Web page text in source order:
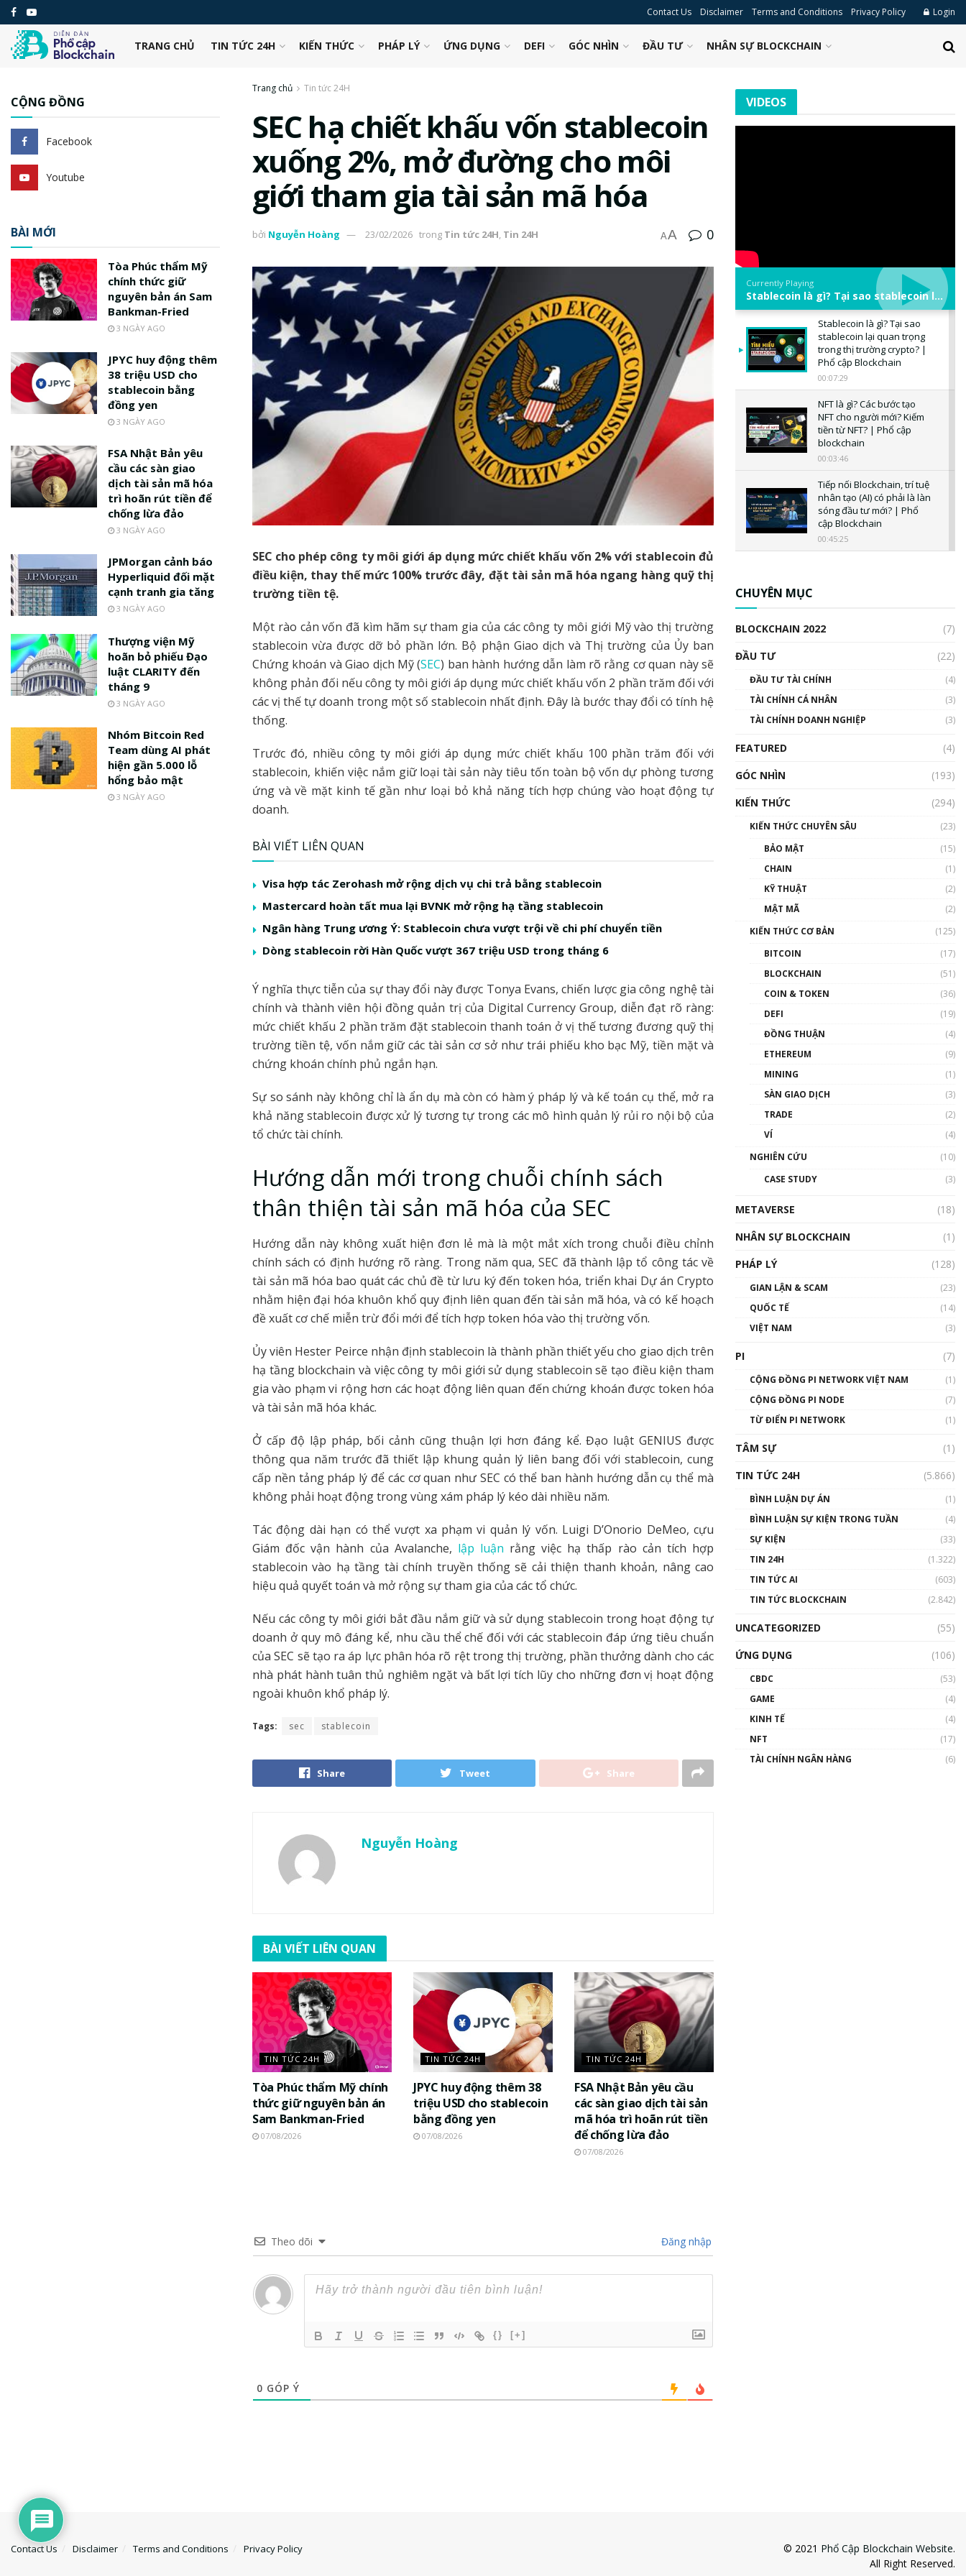
Contact Us Disclaimer Terms and Conditions Privacy Policy Login
TRANG CHỦ TIN TỨC 24H KIẾN THỨC PHÁP LÝ ỨNG DỤNG DEFI GÓC NHÌN ĐẦU TƯ NHÂN SỰ BLOCKCHAIN
Trang chủ Tin tức 24H
SEC hạ chiết khấu vốn stablecoin
xuống 2%, mở đường cho môi
giới tham gia tài sản mã hóa
bởi Nguyễn Hoàng 23/02/2026 trong Tin tức 24H, Tin 24H AA 0
SEC cho phép công ty môi giới áp dụng mức chiết khấu vốn 2% với stablecoin đủ
điều kiện, thay thế mức 100% trước đây, đặt tài sản mã hóa ngang hàng quỹ thị
trường tiền tệ.
Một rào cản vốn đã kìm hãm sự tham gia của các công ty môi giới Mỹ vào thị trường
stablecoin vừa được dỡ bỏ phần lớn. Bộ phận Giao dịch và Thị trường của Ủy ban
Chứng khoán và Giao dịch Mỹ (SEC) ban hành hướng dẫn làm rõ rằng cơ quan này sẽ
không phản đối nếu công ty môi giới áp dụng mức chiết khấu vốn 2 phần trăm đối với
các vị thế tự doanh trong một số stablecoin nhất định. Đây là bước thay đổi có tính hệ
thống.
Trước đó, nhiều công ty môi giới áp dụng mức chiết khấu 100 phần trăm đối với
stablecoin, khiến việc nắm giữ loại tài sản này tiêu tốn toàn bộ vốn dự phòng tương
ứng và về mặt kinh tế gần như loại bỏ khả năng tích hợp chúng vào hoạt động tự
doanh.
BÀI VIẾT LIÊN QUAN
Visa hợp tác Zerohash mở rộng dịch vụ chi trả bằng stablecoin
Mastercard hoàn tất mua lại BVNK mở rộng hạ tầng stablecoin
Ngân hàng Trung ương Ý: Stablecoin chưa vượt trội về chi phí chuyển tiền
Dòng stablecoin rời Hàn Quốc vượt 367 triệu USD trong tháng 6
Ý nghĩa thực tiễn của sự thay đổi này được Tonya Evans, chiến lược gia công nghệ tài
chính và thành viên hội đồng quản trị của Digital Currency Group, diễn đạt rõ ràng:
mức chiết khấu 2 phần trăm đặt stablecoin thanh toán ở vị thế tương đương quỹ thị
trường tiền tệ, vốn nắm giữ các tài sản cơ sở như trái phiếu kho bạc Mỹ, tiền mặt và
chứng khoán chính phủ ngắn hạn.
Sự so sánh này không chỉ là ẩn dụ mà còn có hàm ý pháp lý và kế toán cụ thể, mở ra
khả năng stablecoin được xử lý tương tự trong các mô hình quản lý rủi ro nội bộ của
tổ chức tài chính.
Hướng dẫn mới trong chuỗi chính sách
thân thiện tài sản mã hóa của SEC
Hướng dẫn này không xuất hiện đơn lẻ mà là một mắt xích trong chuỗi điều chỉnh
chính sách có định hướng rõ ràng. Trong năm qua, SEC đã thành lập tổ công tác về
tài sản mã hóa bao quát các chủ đề từ lưu ký đến token hóa, triển khai Dự án Crypto
nhằm hiện đại hóa khuôn khổ quy định liên quan đến tài sản mã hóa, và có kế hoạch
đề xuất cơ chế miễn trừ đổi mới để tích hợp token hóa vào thị trường vốn.
Ủy viên Hester Peirce nhận định stablecoin là thành phần thiết yếu cho giao dịch trên
hạ tầng blockchain và việc công ty môi giới sử dụng stablecoin sẽ tạo điều kiện tham
gia vào phạm vi rộng hơn các hoạt động liên quan đến chứng khoán được token hóa
và tài sản mã hóa khác.
Ở cấp độ lập pháp, bối cảnh cũng thuận lợi hơn đáng kể. Đạo luật GENIUS được
thông qua năm trước đã thiết lập khung quản lý liên bang đối với stablecoin, cung
cấp nền tảng pháp lý để các cơ quan như SEC có thể ban hành hướng dẫn cụ thể mà
không phải hoạt động trong vùng xám pháp lý kéo dài nhiều năm.
Tác động dài hạn có thể vượt xa phạm vi quản lý vốn. Luigi D’Onorio DeMeo, cựu
Giám đốc vận hành của Avalanche, lập luận rằng việc hạ thấp rào cản tích hợp
stablecoin vào hạ tầng tài chính truyền thống sẽ cải thiện thanh khoản, nâng cao
hiệu quả quyết toán và mở rộng sự tham gia của các tổ chức.
Nếu các công ty môi giới bắt đầu nắm giữ và sử dụng stablecoin trong hoạt động tự
doanh ở quy mô đáng kể, nhu cầu thể chế đối với các stablecoin đáp ứng tiêu chuẩn
của SEC sẽ tạo ra áp lực phân hóa rõ rệt trong thị trường, phần thưởng dành cho các
nhà phát hành tuân thủ nghiêm ngặt và bất lợi tích lũy cho những đơn vị hoạt động
ngoài khuôn khổ pháp lý.
Tags: sec stablecoin
Share Tweet Share
Nguyễn Hoàng
BÀI VIẾT LIÊN QUAN
TIN TỨC 24H
Tòa Phúc thẩm Mỹ chính
thức giữ nguyên bản án
Sam Bankman-Fried
07/08/2026
TIN TỨC 24H
JPYC huy động thêm 38
triệu USD cho stablecoin
bằng đồng yen
07/08/2026
TIN TỨC 24H
FSA Nhật Bản yêu cầu
các sàn giao dịch tài sản
mã hóa trì hoãn rút tiền
để chống lừa đảo
07/08/2026
Theo dõi Đăng nhập
{} [+]
0 GÓP Ý
CỘNG ĐỒNG
Facebook
Youtube
BÀI MỚI
Tòa Phúc thẩm Mỹ
chính thức giữ
nguyên bản án Sam
Bankman-Fried
3 NGÀY AGO
JPYC huy động thêm
38 triệu USD cho
stablecoin bằng
đồng yen
3 NGÀY AGO
FSA Nhật Bản yêu
cầu các sàn giao
dịch tài sản mã hóa
trì hoãn rút tiền để
chống lừa đảo
3 NGÀY AGO
JPMorgan cảnh báo
Hyperliquid đối mặt
cạnh tranh gia tăng
3 NGÀY AGO
Thượng viện Mỹ
hoãn bỏ phiếu Đạo
luật CLARITY đến
tháng 9
3 NGÀY AGO
Nhóm Bitcoin Red
Team dùng AI phát
hiện gần 5.000 lỗ
hổng bảo mật
3 NGÀY AGO
VIDEOS
Currently Playing
Stablecoin là gì? Tại sao stablecoin lại quan trọng trong thị trường crypto? | Phổ cập Blockchain
Stablecoin là gì? Tại sao
stablecoin lại quan trọng
trong thị trường crypto? |
Phổ cập Blockchain
00:07:29
NFT là gì? Các bước tạo
NFT cho người mới? Kiếm
tiền từ NFT? | Phổ cập
blockchain
00:03:46
Tiếp nối Blockchain, trí tuệ
nhân tạo (AI) có phải là làn
sóng đầu tư mới? | Phổ
cập Blockchain
00:45:25
uptrend trong năm 2023? |
Phổ cập Blockchain
00:02:14
Nhìn lại năm 2022: Những
nhân vật ảnh hưởng nhất
hệ sinh thái tiền mã hoá |
Blockchain
Nhân sự tương lại ngành
Blockchain Việt Nam | Phổ
cập Blockchain
Blockchain đang được ứng
01:34:46
01:32:59
Talkshow17: Mùa đông
Crypto – Chiếc khăn gió ấm
01:49:30
Talkshow 14: MemeCoin –
CHUYÊN MỤC
BLOCKCHAIN 2022
(7)
ĐẦU TƯ
(22)
ĐẦU TƯ TÀI CHÍNH
(4)
TÀI CHÍNH CÁ NHÂN
(3)
TÀI CHÍNH DOANH NGHIỆP
(3)
FEATURED
(4)
GÓC NHÌN
(193)
KIẾN THỨC
(294)
KIẾN THỨC CHUYÊN SÂU
(23)
BẢO MẬT
(15)
CHAIN
(1)
KỸ THUẬT
(2)
MẬT MÃ
(2)
KIẾN THỨC CƠ BẢN
(125)
BITCOIN
(17)
BLOCKCHAIN
(51)
COIN & TOKEN
(36)
DEFI
(19)
ĐỒNG THUẬN
(4)
ETHEREUM
(9)
MINING
(1)
SÀN GIAO DỊCH
(3)
TRADE
(2)
VÍ
(4)
NGHIÊN CỨU
(10)
CASE STUDY
(3)
METAVERSE
(18)
NHÂN SỰ BLOCKCHAIN
(1)
PHÁP LÝ
(128)
GIAN LẬN & SCAM
(23)
QUỐC TẾ
(14)
VIỆT NAM
(3)
PI (7)
CỘNG ĐỒNG PI NETWORK VIỆT NAM
(1)
CỘNG ĐỒNG PI NODE
(7)
TỪ ĐIỂN PI NETWORK
(1)
TÂM SỰ
(1)
TIN TỨC 24H
(5.866)
BÌNH LUẬN DỰ ÁN
(1)
BÌNH LUẬN SỰ KIỆN TRONG TUẦN
(4)
SỰ KIỆN
(33)
TIN 24H
(1.322)
TIN TỨC AI
(603)
TIN TỨC BLOCKCHAIN
(2.842)
UNCATEGORIZED
(55)
ỨNG DỤNG
(106)
CBDC
(53)
GAME
(4)
KINH TẾ
(4)
NFT
(17)
TÀI CHÍNH NGÂN HÀNG
(6)
Contact Us Disclaimer Terms and Conditions Privacy Policy © 2021 Phổ Cập Blockchain Website.
All Right Reserved.